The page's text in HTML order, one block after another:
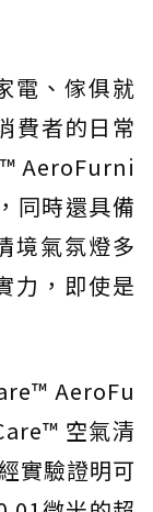
電、傢俱就
費者的日常
AeroFurni
同時還具備
境氣氛燈多
力，即使是
AeroFu
空氣清
實驗證明可